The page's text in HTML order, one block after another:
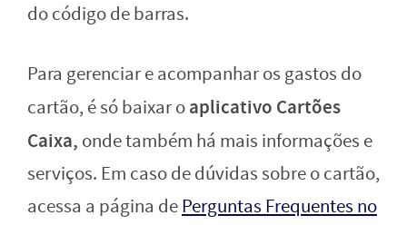
do código de barras.
Para gerenciar e acompanhar os gastos do
cartão, é só baixar oaplicativo Cartões
Caixa, onde também há mais informações e
serviços. Em caso de dúvidas sobre o cartão,
acessa a página dePerguntas Frequentes no